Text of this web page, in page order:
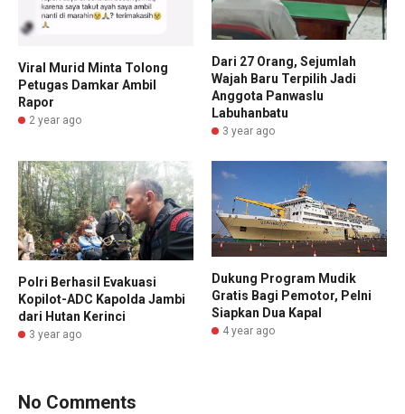
Viral Murid Minta Tolong
Petugas Damkar Ambil
Rapor
2 year ago
Dari 27 Orang, Sejumlah
Wajah Baru Terpilih Jadi
Anggota Panwaslu
Labuhanbatu
3 year ago
Polri Berhasil Evakuasi
Kopilot-ADC Kapolda Jambi
dari Hutan Kerinci
3 year ago
Dukung Program Mudik
Gratis Bagi Pemotor, Pelni
Siapkan Dua Kapal
4 year ago
No Comments